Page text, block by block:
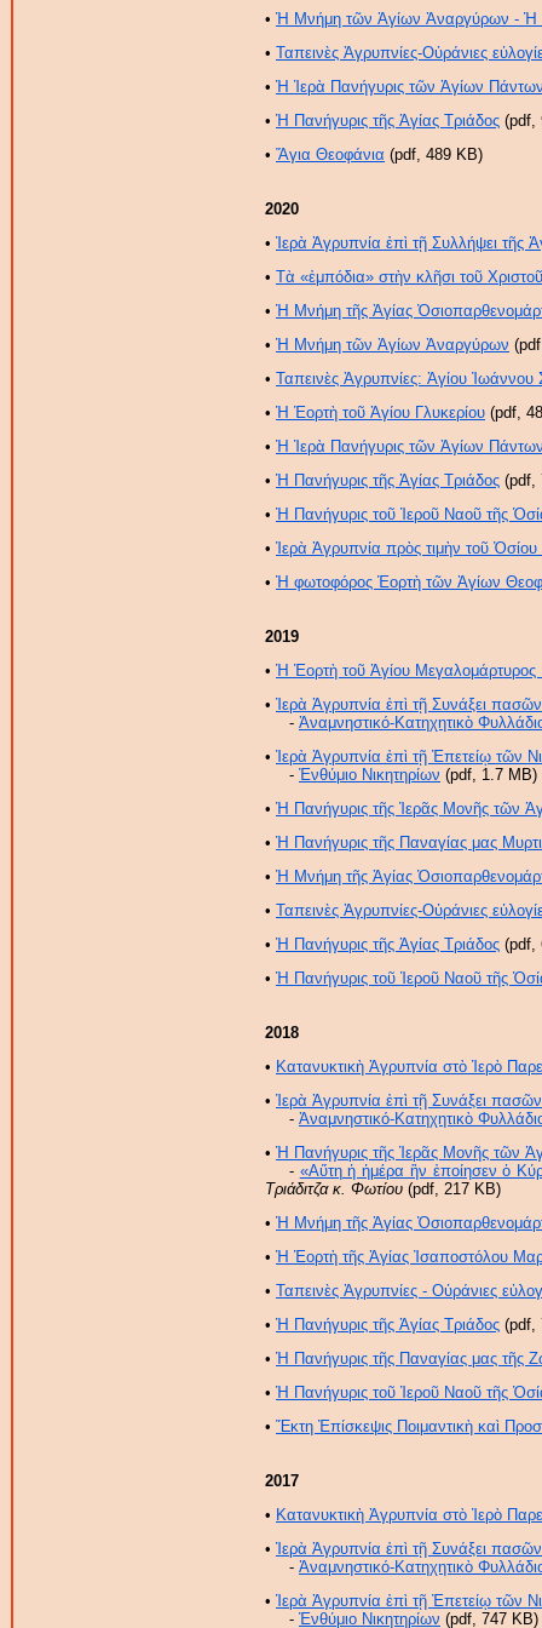
• Ἡ Μνήμη τῶν Ἁγίων Ἀναργύρων - Ἡ
• Ταπεινὲς Ἀγρυπνίες-Οὐράνιες
• Ἡ Ἱερὰ Πανήγυρις τῶν Ἁγίων
• Ἡ Πανήγυρις τῆς Ἁγίας Τριάδος (pdf,
• Ἅγια Θεοφάνια (pdf, 489 ΚB)
2020
• Ἱερὰ Ἀγρυπνία ἐπὶ τῇ Συλλήψει τῆς
• Τὰ «ἐμπόδια» στὴν κλῆσι τοῦ
• Ἡ Μνήμη τῆς Ἁγίας
• Ἡ Μνήμη τῶν Ἁγίων Ἀναργύρων
• Ταπεινὲς Ἀγρυπνίες: Ἁγίου
• Ἡ Ἑορτὴ τοῦ Ἁγίου Γλυκερίου (pdf,
• Ἡ Ἱερὰ Πανήγυρις τῶν Ἁγίων
• Ἡ Πανήγυρις τῆς Ἁγίας Τριάδος (pdf,
• Ἡ Πανήγυρις τοῦ Ἱεροῦ Ναοῦ τῆς
• Ἱερὰ Ἀγρυπνία πρὸς τιμὴν τοῦ
• Ἡ φωτοφόρος Ἑορτὴ τῶν Ἁγίων
2019
• Ἡ Ἑορτὴ τοῦ Ἁγίου Μεγαλομάρτυρος
• Ἱερὰ Ἀγρυπνία ἐπὶ τῇ Συνάξει
- Ἀναμνηστικό-Κατηχητικὸ
• Ἱερὰ Ἀγρυπνία ἐπὶ τῇ Ἐπετείῳ τῶν
- Ἐνθύμιο Νικητηρίων (pdf, 1.7 MB)
• Ἡ Πανήγυρις τῆς Ἱερᾶς Μονῆς τῶν
• Ἡ Πανήγυρις τῆς Παναγίας μας
• Ἡ Μνήμη τῆς Ἁγίας
• Ταπεινὲς Ἀγρυπνίες-Οὐράνιες
• Ἡ Πανήγυρις τῆς Ἁγίας Τριάδος (pdf,
• Ἡ Πανήγυρις τοῦ Ἱεροῦ Ναοῦ τῆς
2018
• Κατανυκτικὴ Ἀγρυπνία στὸ Ἱερὸ
• Ἱερὰ Ἀγρυπνία ἐπὶ τῇ Συνάξει
- Ἀναμνηστικό-Κατηχητικὸ
• Ἡ Πανήγυρις τῆς Ἱερᾶς Μονῆς τῶν
- «Αὕτη ἡ ἡμέρα ἣν ἐποίησεν ὁ
Τριάδιτζα κ. Φωτίου (pdf, 217 ΚB)
• Ἡ Μνήμη τῆς Ἁγίας
• Ἡ Ἑορτὴ τῆς Ἁγίας Ἰσαποστόλου
• Ταπεινὲς Ἀγρυπνίες - Οὐράνιες
• Ἡ Πανήγυρις τῆς Ἁγίας Τριάδος (pdf,
• Ἡ Πανήγυρις τῆς Παναγίας μας τῆς
• Ἡ Πανήγυρις τοῦ Ἱεροῦ Ναοῦ τῆς
• Ἕκτη Ἐπίσκεψις Ποιμαντικὴ καὶ
2017
• Κατανυκτικὴ Ἀγρυπνία στὸ Ἱερὸ
• Ἱερὰ Ἀγρυπνία ἐπὶ τῇ Συνάξει
- Ἀναμνηστικό-Κατηχητικὸ
• Ἱερὰ Ἀγρυπνία ἐπὶ τῇ Ἐπετείῳ τῶν
- Ἐνθύμιο Νικητηρίων (pdf, 747 ΚB)